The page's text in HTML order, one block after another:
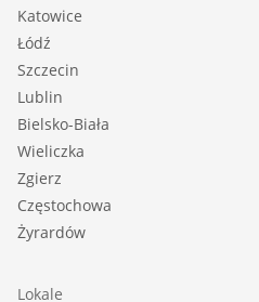
Katowice
Łódź
Szczecin
Lublin
Bielsko-Biała
Wieliczka
Zgierz
Częstochowa
Żyrardów
Lokale